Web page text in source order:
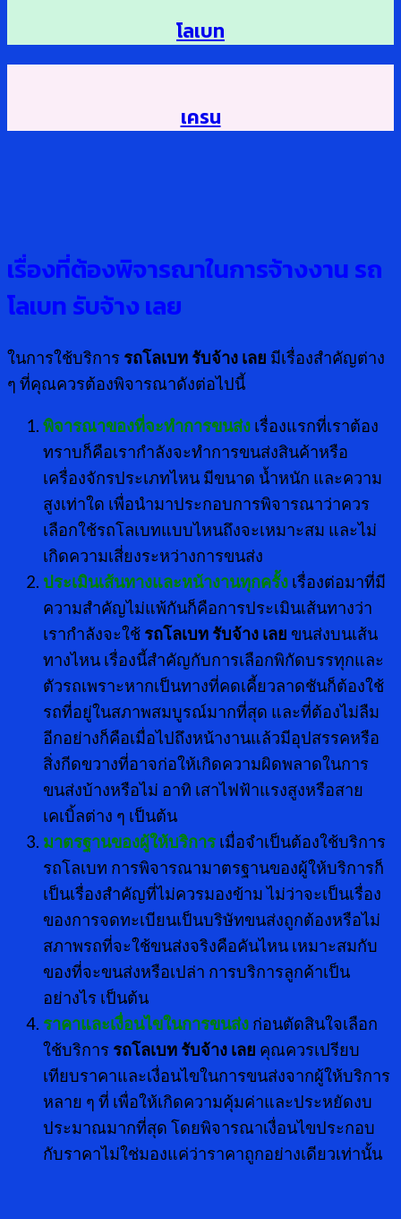
โลเบท
เครน
เรื่องที่ต้องพิจารณาในการจ้างงานรถ
โลเบท รับจ้าง เลย
ในการใช้บริการ รถโลเบท รับจ้าง เลย มีเรื่องสำคัญต่าง
ๆ ที่คุณควรต้องพิจารณาดังต่อไปนี้
พิจารณาของที่จะทำการขนส่ง เรื่องแรกที่เราต้อง
ทราบก็คือเรากำลังจะทำการขนส่งสินค้าหรือ
เครื่องจักรประเภทไหน มีขนาด น้ำหนัก และความ
สูงเท่าใด เพื่อนำมาประกอบการพิจารณาว่าควร
เลือกใช้รถโลเบทแบบไหนถึงจะเหมาะสม และไม่
เกิดความเสี่ยงระหว่างการขนส่ง
ประเมินเส้นทางและหน้างานทุกครั้ง เรื่องต่อมาที่มี
ความสำคัญไม่แพ้กันก็คือการประเมินเส้นทางว่า
เรากำลังจะใช้ รถโลเบท รับจ้าง เลย ขนส่งบนเส้น
ทางไหน เรื่องนี้สำคัญกับการเลือกพิกัดบรรทุกและ
ตัวรถเพราะหากเป็นทางที่คดเคี้ยวลาดชันก็ต้องใช้
รถที่อยู่ในสภาพสมบูรณ์มากที่สุด และที่ต้องไม่ลืม
อีกอย่างก็คือเมื่อไปถึงหน้างานแล้วมีอุปสรรคหรือ
สิ่งกีดขวางที่อาจก่อให้เกิดความผิดพลาดในการ
ขนส่งบ้างหรือไม่ อาทิ เสาไฟฟ้าแรงสูงหรือสาย
เคเบิ้ลต่าง ๆ เป็นต้น
มาตรฐานของผู้ให้บริการ เมื่อจำเป็นต้องใช้บริการ
รถโลเบท การพิจารณามาตรฐานของผู้ให้บริการก็
เป็นเรื่องสำคัญที่ไม่ควรมองข้าม ไม่ว่าจะเป็นเรื่อง
ของการจดทะเบียนเป็นบริษัทขนส่งถูกต้องหรือไม่
สภาพรถที่จะใช้ขนส่งจริงคือคันไหน เหมาะสมกับ
ของที่จะขนส่งหรือเปล่า การบริการลูกค้าเป็น
อย่างไร เป็นต้น
ราคาและเงื่อนไขในการขนส่ง ก่อนตัดสินใจเลือก
ใช้บริการ รถโลเบท รับจ้าง เลย คุณควรเปรียบ
เทียบราคาและเงื่อนไขในการขนส่งจากผู้ให้บริการ
หลาย ๆ ที่ เพื่อให้เกิดความคุ้มค่าและประหยัดงบ
ประมาณมากที่สุด โดยพิจารณาเงื่อนไขประกอบ
กับราคาไม่ใช่มองแค่ว่าราคาถูกอย่างเดียวเท่านั้น